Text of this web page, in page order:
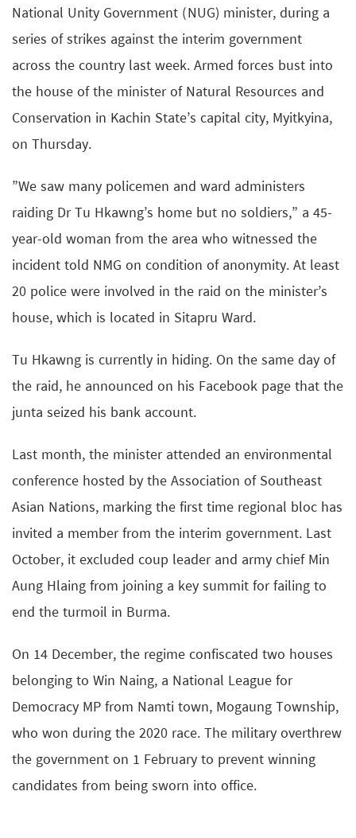
National Unity Government (NUG) minister, during a
series of strikes against the interim government
across the country last week. Armed forces bust into
the house of the minister of Natural Resources and
Conservation in Kachin State’s capital city, Myitkyina,
on Thursday.
”We saw many policemen and ward administers
raiding Dr Tu Hkawng’s home but no soldiers,” a 45-
year-old woman from the area who witnessed the
incident told NMG on condition of anonymity. At least
20 police were involved in the raid on the minister’s
house, which is located in Sitapru Ward.
Tu Hkawng is currently in hiding. On the same day of
the raid, he announced on his Facebook page that the
junta seized his bank account.
Last month, the minister attended an environmental
conference hosted by the Association of Southeast
Asian Nations, marking the first time regional bloc has
invited a member from the interim government. Last
October, it excluded coup leader and army chief Min
Aung Hlaing from joining a key summit for failing to
end the turmoil in Burma.
On 14 December, the regime confiscated two houses
belonging to Win Naing, a National League for
Democracy MP from Namti town, Mogaung Township,
who won during the 2020 race. The military overthrew
the government on 1 February to prevent winning
candidates from being sworn into office.